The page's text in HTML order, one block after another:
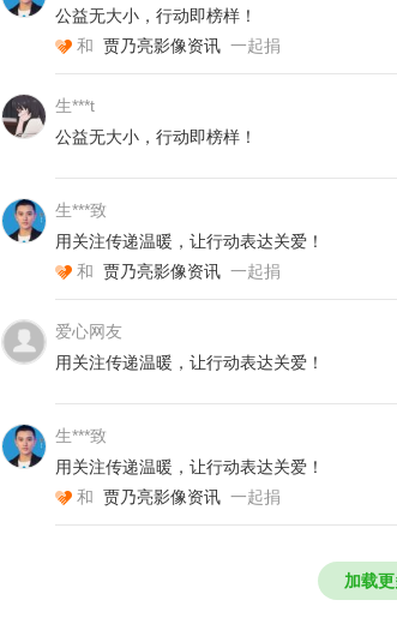
项目执行
（1）执行地：四川
（2）受助对象筛选标准
a.调研学校：联合当地相关政府部门走访当地
b.审核学校：根据学校事实孤儿情况、留守儿
评估点；同时，与校方洽谈学校对于项目的支
c.确定学生：根据评审确定发放学校，因针
目将针对班级、年级或全校进行发放，具体发
项目预算
公益无大小，行动即榜样！
和 贾乃亮影像资讯 一起捐
生***t
公益无大小，行动即榜样！
生***致
用关注传递温暖，让行动表达关爱！
和 贾乃亮影像资讯 一起捐
爱心网友
用关注传递温暖，让行动表达关爱！
生***致
用关注传递温暖，让行动表达关爱！
和 贾乃亮影像资讯 一起捐
加载